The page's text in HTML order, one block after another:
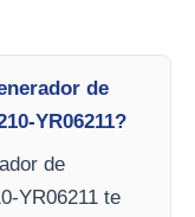
de
YR06211?
de
YR06211 te